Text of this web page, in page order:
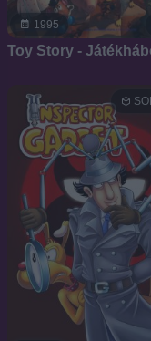
1995
Toy Story -